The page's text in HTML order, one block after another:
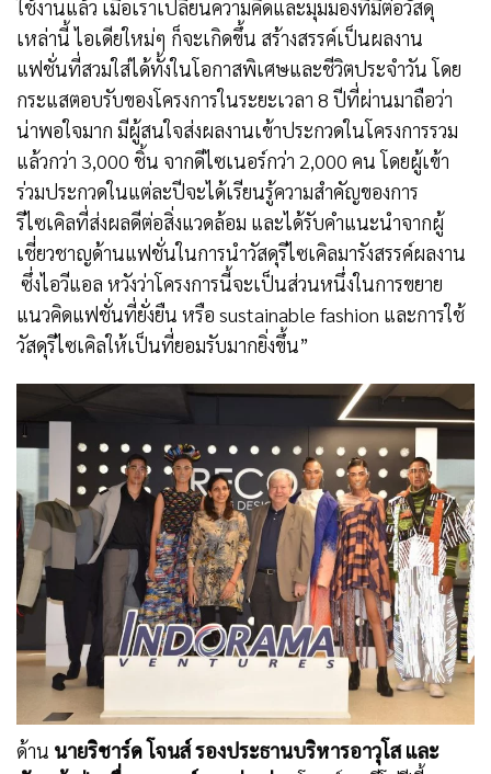
ใช้งานแล้ว เมื่อเราเปลี่ยนความคิดและมุมมองที่มีต่อวัสดุ
เหล่านี้ ไอเดียใหม่ๆ ก็จะเกิดขึ้น สร้างสรรค์เป็นผลงาน
แฟชั่นที่สวมใส่ได้ทั้งในโอกาสพิเศษและชีวิตประจำวัน โดย
กระแสตอบรับของโครงการในระยะเวลา 8 ปีที่ผ่านมาถือว่า
น่าพอใจมาก มีผู้สนใจส่งผลงานเข้าประกวดในโครงการรวม
แล้วกว่า 3,000 ชิ้น จากดีไซเนอร์กว่า 2,000 คน โดยผู้เข้า
ร่วมประกวดในแต่ละปีจะได้เรียนรู้ความสำคัญของการ
รีไซเคิลที่ส่งผลดีต่อสิ่งแวดล้อม และได้รับคำแนะนำจากผู้
เชี่ยวชาญด้านแฟชั่นในการนำวัสดุรีไซเคิลมารังสรรค์ผลงาน
ซึ่งไอวีแอล หวังว่าโครงการนี้จะเป็นส่วนหนึ่งในการขยาย
แนวคิดแฟชั่นที่ยั่งยืน หรือ sustainable fashion และการใช้
วัสดุรีไซเคิลให้เป็นที่ยอมรับมากยิ่งขึ้น”
ด้าน นายริชาร์ด โจนส์ รองประธานบริหารอาวุโส และ